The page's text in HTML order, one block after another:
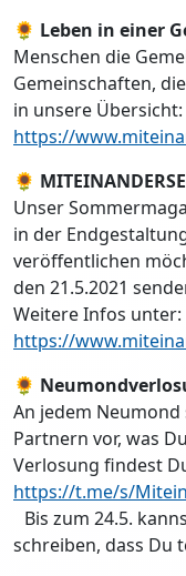
🌻 Leben in einer
Menschen die
Gemeinschaften,
in unsere Übersicht:
https://
🌻
Unser
in der
veröffentlichen
den 21.5.2021
Weitere Infos unter:
https://
🌻
An jedem
Partnern vor, was
Verlosung findest
https://t.me/s/
Bis zum 24.5.
schreiben, dass Du